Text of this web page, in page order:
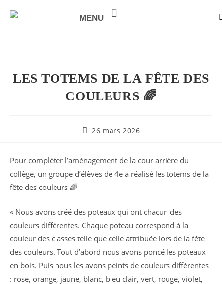
MENU
LES TOTEMS DE LA FÊTE DES
COULEURS 🌈
26 mars 2026
Pour compléter l’aménagement de la cour arrière du
collège, un groupe d’élèves de 4e a réalisé les totems de la
fête des couleurs 🌈
« Nous avons créé des poteaux qui ont chacun des
couleurs différentes. Chaque poteau correspond à la
couleur des classes telle que celle attribuée lors de la fête
des couleurs. Tout d’abord nous avons poncé les poteaux
en bois. Puis nous les avons peints de couleurs différentes
: rose, orange, jaune, blanc, bleu clair, vert, rouge, violet,